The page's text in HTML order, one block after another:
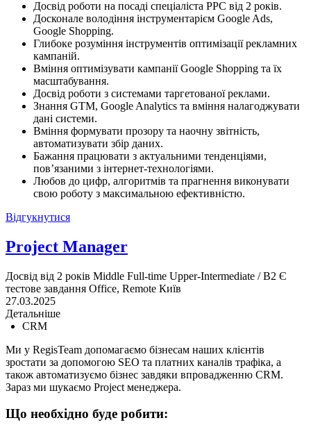
Досвід роботи на посаді спеціаліста PPC від 2 років.
Досконале володіння інструментарієм Google Ads,
Google Shopping.
Глибоке розуміння інструментів оптимізації рекламних
кампаній.
Вміння оптимізувати кампанії Google Shopping та їх
масштабування.
Досвід роботи з системами таргетованої реклами.
Знання GTM, Google Analytics та вміння налагоджувати
дані системи.
Вміння формувати прозору та наочну звітність,
автоматизувати збір даних.
Бажання працювати з актуальними тенденціями,
пов’язаними з інтернет-технологіями.
Любов до цифр, алгоритмів та прагнення виконувати
свою роботу з максимальною ефективністю.
Відгукнутися
Project Manager
Досвід від 2 років Middle Full-time Upper-Intermediate / B2 Є
тестове завдання Office, Remote Київ
27.03.2025
Детальніше
CRM
Ми у RegisTeam допомагаємо бізнесам наших клієнтів
зростати за допомогою SEO та платних каналів трафіка, а
також автоматизуємо бізнес завдяки впровадженню CRM.
Зараз ми шукаємо Project менеджера.
Що необхідно буде робити: